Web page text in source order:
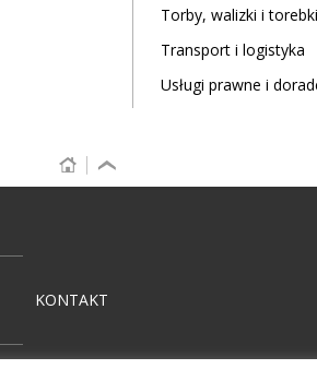
Torby, walizki i torebki
Transport i logistyka
Usługi prawne i
KONTAKT